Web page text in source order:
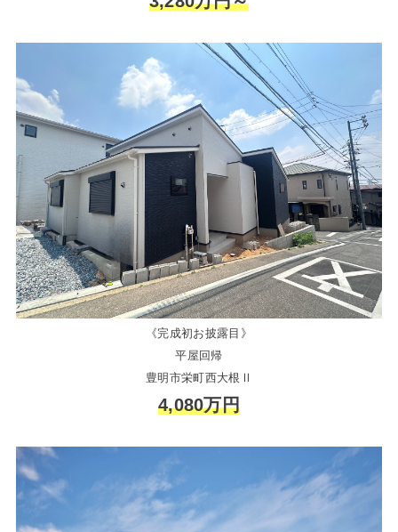
《完成初お披露目》
平屋回帰
豊明市栄町西大根Ⅱ
4,080万円